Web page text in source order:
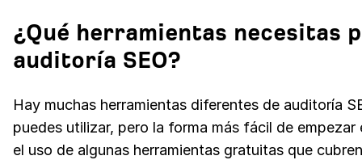
¿Qué herramientas necesitas
auditoría SEO?
Hay muchas herramientas diferentes de auditoría
puedes utilizar, pero la forma más fácil de empezar
el uso de algunas herramientas gratuitas que